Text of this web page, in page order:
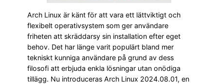
Arch Linux är känt för att vara ett lättviktigt och
flexibelt operativsystem som ger användare
friheten att skräddarsy sin installation efter eget
behov. Det har länge varit populärt bland mer
tekniskt kunniga användare på grund av dess
filosofi att erbjuda enkla lösningar utan onödiga
tillägg. Nu introduceras Arch Linux 2024.08.01, en